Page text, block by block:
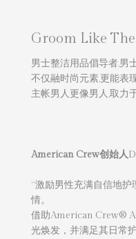
Groom Like
男士整洁用品倡导者,男
不仅融时尚元素,更能表
主帐男人更像男人,取力
American Crew创始人
“激励男性充满自信地
情。
借助American Crew®
光焕发，并满足其日常护